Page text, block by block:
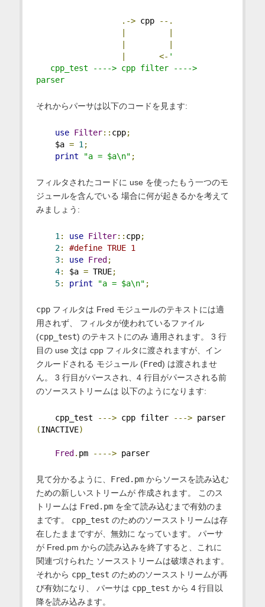
.-> cpp
--.
|
|
|
|
|
<- '
cpp_test ----> cpp filter ---->
parser
それからパーサは以下のコードを見ます:
use Filter:: cpp;
$a = 1 ;
print
"a = $a\n" ;
フィルタされたコードに use を使ったもう一つのモ
ジュールを含んでいる 場合に何が起きるかを考えて
みましょう:
1 : use Filter:: cpp;
2:
#define TRUE 1
3: use Fred ;
4: $a = TRUE;
5: print "a = $a\n" ;
cppフィルタは Fred モジュールのテキストには適
用されず、 フィルタが使われているファイル
(cpp_test) のテキストにのみ 適用されます。 3 行
目の use 文は cpp フィルタに渡されますが、イン
クルードされる モジュール (Fred) は渡されませ
ん。 3 行目がパースされ、4 行目がパースされる前
のソースストリームは 以下のようになります:
cpp_test ---> cpp filter --->
parser
(INACTIVE)
Fred . pm ----> parser
見て分かるように、 Fred.pmからソースを読み込む
ための新しいストリームが 作成されます。 このス
トリームは Fred.pmを全て読み込むまで有効のま
まです。 cpp_test のためのソースストリームは存
在したままですが、無効に なっています。 パーサ
が Fred.pm からの読み込みを終了すると、これに
関連づけられた ソースストリームは破壊されます。
それから cpp_test のためのソースストリームが再
び有効になり、 パーサは cpp_test から 4 行目以
降を読み込みます。